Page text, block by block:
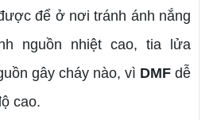
để ở nơi tránh ánh nắng
nguồn nhiệt cao, tia lửa
gây cháy nào, vì DMF dễ
cao.